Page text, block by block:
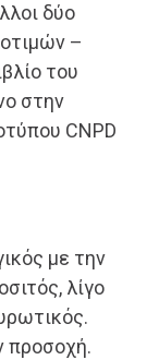
δύο
–
του
στην
CNPD
με την
λίγο
προσοχή.